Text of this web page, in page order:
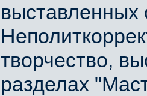
выставленных
творчество,
разделах